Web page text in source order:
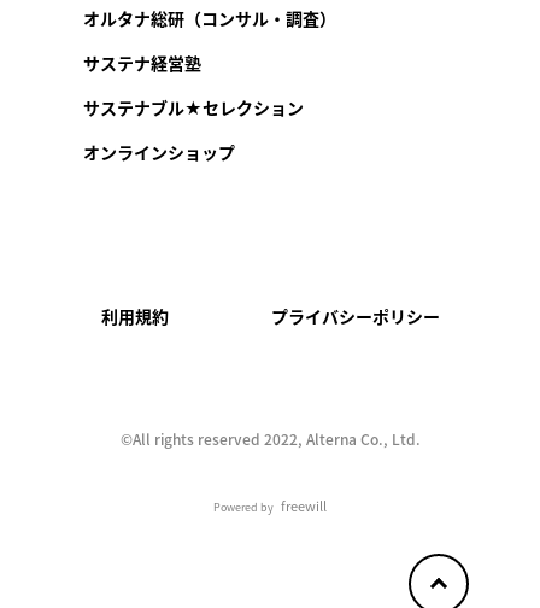
オルタナ総研（コンサル・調査）
サステナ経営塾
サステナブル★セレクション
オンラインショップ
利用規約 プライバシーポリシー
©︎All rights reserved 2022, Alterna Co., Ltd.
Powered by freewill